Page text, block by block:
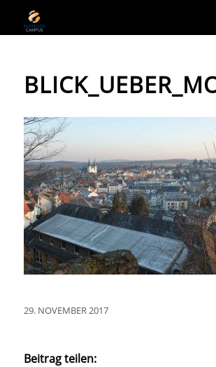
29. NOVEMBER 2017
Beitrag teilen: